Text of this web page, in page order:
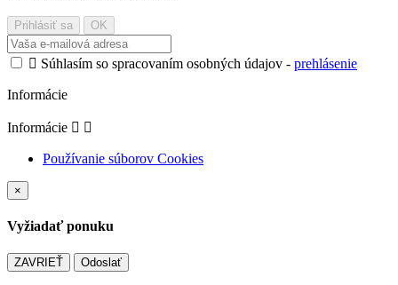
 Súhlasím so spracovaním osobných údajov - prehlásenie
Informácie
Informácie  
Používanie súborov Cookies
×
Vyžiadať ponuku
ZAVRIEŤ Odoslať